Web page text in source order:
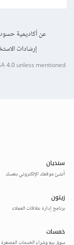
عن أكاديمية
إرشادات
4.0unless mentioned